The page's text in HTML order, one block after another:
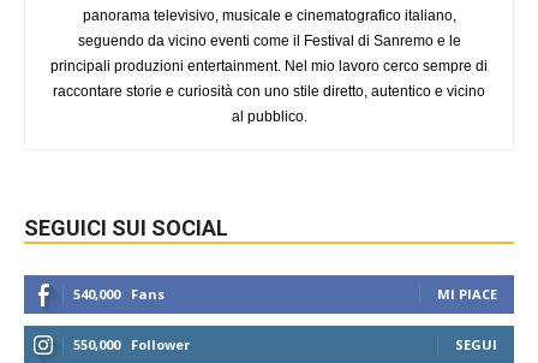
panorama televisivo, musicale e cinematografico italiano,
seguendo da vicino eventi come il Festival di Sanremo e le
principali produzioni entertainment. Nel mio lavoro cerco sempre di
raccontare storie e curiosità con uno stile diretto, autentico e vicino
al pubblico.
SEGUICI SUI SOCIAL
540,000 Fans MI PIACE
550,000 Follower SEGUI